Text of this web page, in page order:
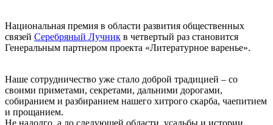
Национальная премия в области развития общественных
связей Серебряный Лучник в четвертый раз становится
Генеральным партнером проекта «Литературное варенье».
Наше сотрудничество уже стало доброй традицией – со
своими приметами, секретами, дальними дорогами,
собиранием и разбиранием нашего хитрого скарба, чаепитием
и прощанием.
Не надолго, а до следующей области, усадьбы и истории.